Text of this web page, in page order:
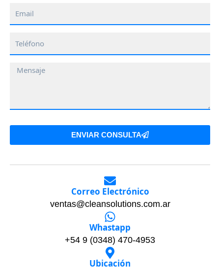
Email
Teléfono
Mensaje
ENVIAR CONSULTA
Correo Electrónico
ventas@cleansolutions.com.ar
Whastapp
+54 9 (0348) 470-4953
Ubicación